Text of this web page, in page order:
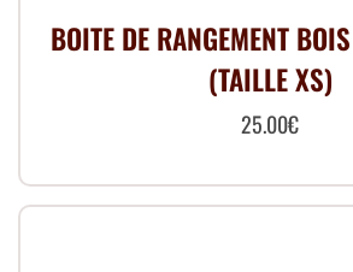
BOITE DE RANGEMENT
(TAILLE XS)
25.00€